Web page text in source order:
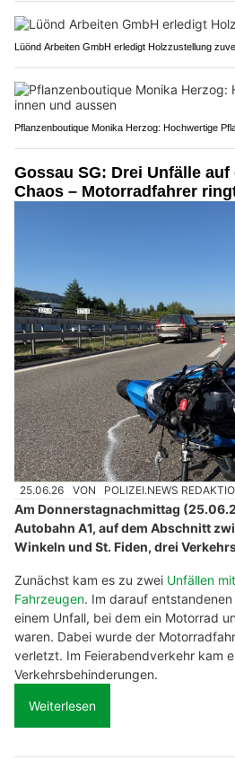
Lüönd Arbeiten GmbH erledigt Holzzustellung
Pflanzenboutique Monika Herzog: Hochwertige
Gossau SG: Drei Unfälle
Chaos – Motorradfahrer
25.06.26 VON POLIZEI.NEWS
Am Donnerstagnachmittag
Autobahn A1, auf dem Abschnitt
Winkeln und St. Fiden, drei
Zunächst kam es zu zwei Unfällen
Fahrzeugen. Im darauf
einem Unfall, bei dem ein Motorrad
waren. Dabei wurde der
verletzt. Im Feierabendverkehr kam
Verkehrsbehinderungen.
Weiterlesen